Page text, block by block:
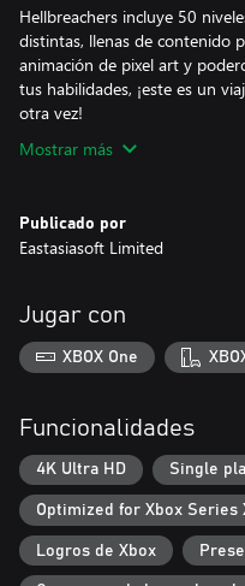
Hellbreachers incluye 50
distintas, llenas de contenido
animación de pixel art y
tus habilidades, ¡este es un
otra vez!
Mostrar más
Publicado por
Eastasiasoft Limited
Jugar con
XBOX One
Funcionalidades
4K Ultra HD Single
Optimized for Xbox Series
Logros de Xbox